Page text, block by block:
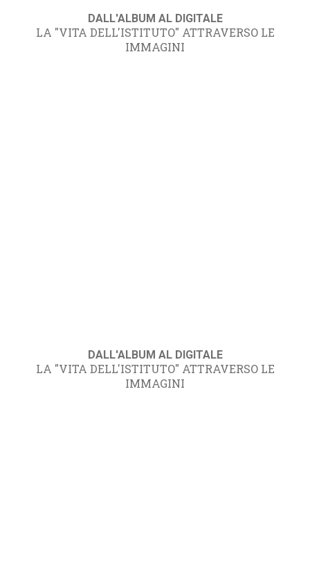
DALL'ALBUM AL DIGITALE
LA "VITA DELL'ISTITUTO" ATTRAVERSO LE
IMMAGINI
DALL'ALBUM AL DIGITALE
LA "VITA DELL'ISTITUTO" ATTRAVERSO LE
IMMAGINI